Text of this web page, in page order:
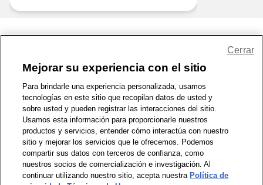
1-800-679-9691 | Contáctenos | Términos de Uso | Accesibilidad
Política de Privacidad | WA Privacy Policy | Mapa del sitio
Zona de Bienestar | © 1999 - 2026 CVS.com
Mejorar su experiencia con el sitio
Para brindarle una experiencia personalizada, usamos
tecnologías en este sitio que recopilan datos de usted y
sobre usted y pueden registrar las interacciones del sitio.
Usamos esta información para proporcionarle nuestros
productos y servicios, entender cómo interactúa con nuestro
sitio y mejorar los servicios que le ofrecemos. Podemos
compartir sus datos con terceros de confianza, como
nuestros socios de comercialización e investigación. Al
continuar utilizando nuestro sitio, acepta nuestra Política de
Cerrar